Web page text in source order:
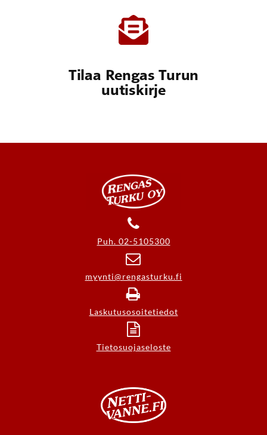
Tilaa Rengas Turun
uutiskirje
Puh. 02-5105300
myynti@rengasturku.fi
Laskutusosoitetiedot
Tietosuojaseloste